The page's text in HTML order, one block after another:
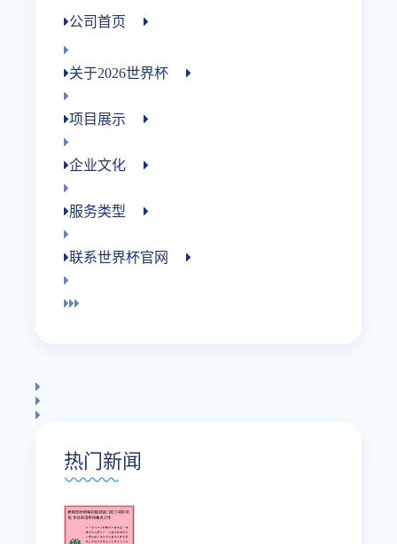
公司首页
关于2026世界杯
项目展示
企业文化
服务类型
联系世界杯官网
热门新闻